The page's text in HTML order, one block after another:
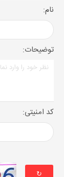
نام:
توضیحات:
کد امنیتی:
↻